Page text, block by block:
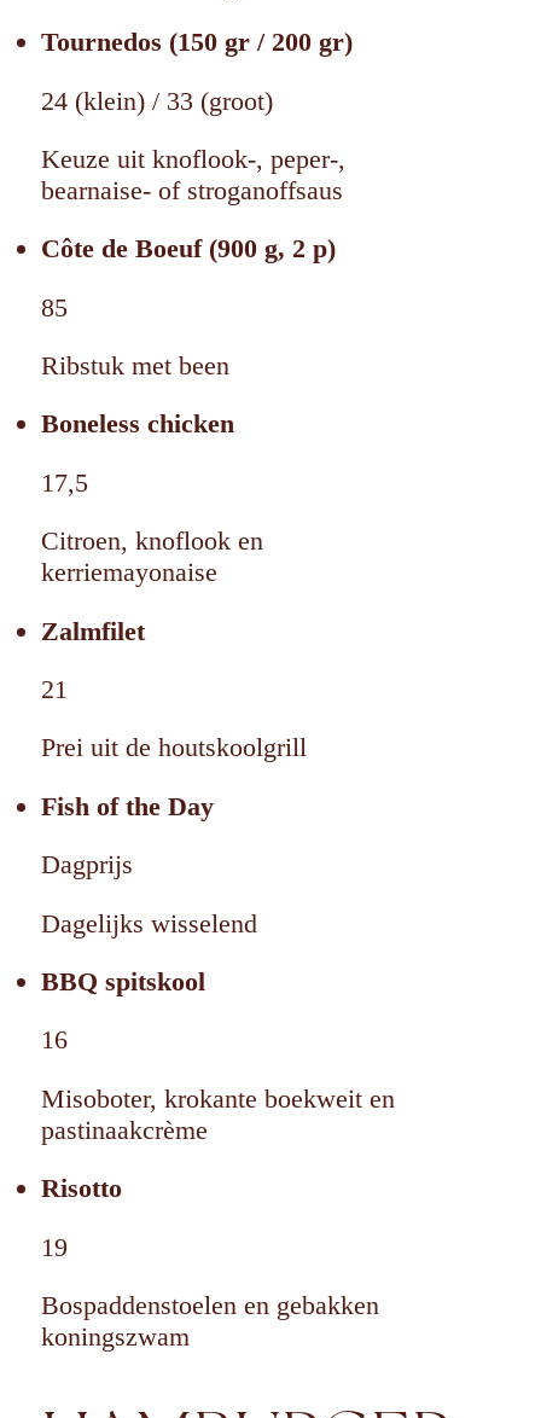
Tournedos (150 gr / 200 gr)
24 (klein) / 33 (groot)
Keuze uit knoflook-, peper-,
bearnaise- of stroganoffsaus
Côte de Boeuf (900 g, 2 p)
85
Ribstuk met been
Boneless chicken
17,5
Citroen, knoflook en
kerriemayonaise
Zalmfilet
21
Prei uit de houtskoolgrill
Fish of the Day
Dagprijs
Dagelijks wisselend
BBQ spitskool
16
Misoboter, krokante boekweit en
pastinaakcrème
Risotto
19
Bospaddenstoelen en gebakken
koningszwam